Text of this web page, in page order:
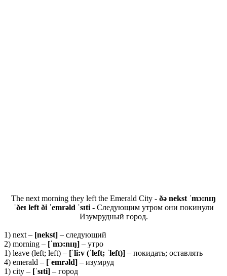
The next morning they left the Emerald City - ðə nekst ˈmɔ:nɪŋ
ˈðeɪ left ði ˈemrəld ˈsɪti - Следующим утром они покинули
Изумрудный город.
1) next – [nekst] – следующий
2) morning – [ˈmɔ:nɪŋ] – утро
1) leave (left; left) – [ˈli:v (ˈleft; ˈleft)] – покидать; оставлять
4) emerald – [ˈemrəld] – изумруд
1) city – [ˈsɪti] – город